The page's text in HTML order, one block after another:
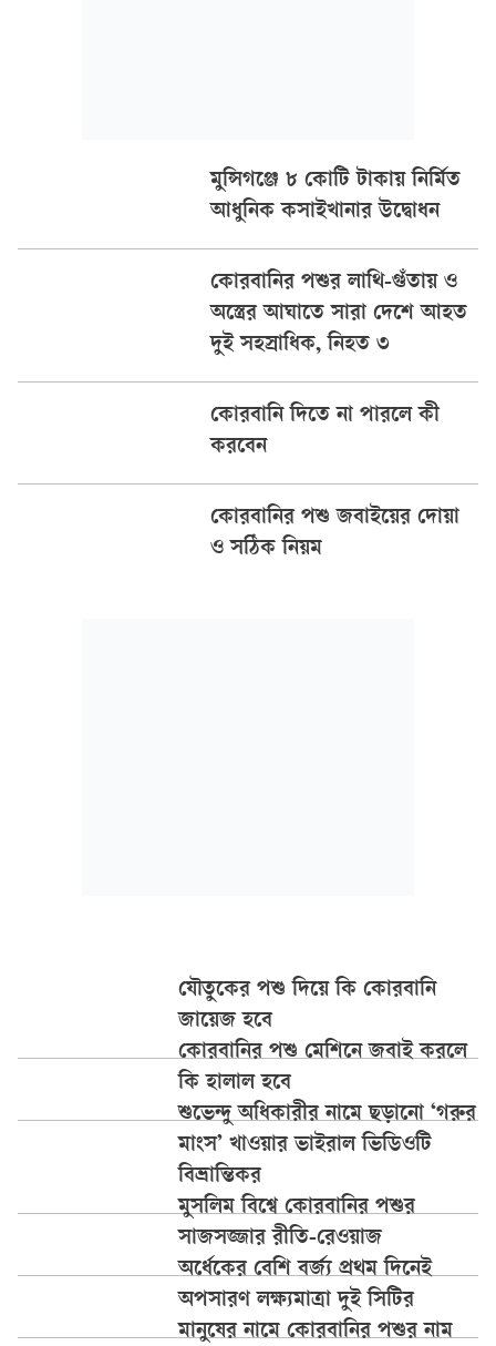
মুন্সিগঞ্জে ৮ কোটি টাকায় নির্মিত
আধুনিক কসাইখানার উদ্বোধন
কোরবানির পশুর লাথি-গুঁতায় ও
অস্ত্রের আঘাতে সারা দেশে আহত
দুই সহস্রাধিক, নিহত ৩
কোরবানি দিতে না পারলে কী
করবেন
কোরবানির পশু জবাইয়ের দোয়া
ও সঠিক নিয়ম
যৌতুকের পশু দিয়ে কি কোরবানি
জায়েজ হবে
কোরবানির পশু মেশিনে জবাই করলে
কি হালাল হবে
শুভেন্দু অধিকারীর নামে ছড়ানো ‘গরুর
মাংস’ খাওয়ার ভাইরাল ভিডিওটি
বিভ্রান্তিকর
মুসলিম বিশ্বে কোরবানির পশুর
সাজসজ্জার রীতি-রেওয়াজ
অর্ধেকের বেশি বর্জ্য প্রথম দিনেই
অপসারণ লক্ষ্যমাত্রা দুই সিটির
মানুষের নামে কোরবানির পশুর নাম